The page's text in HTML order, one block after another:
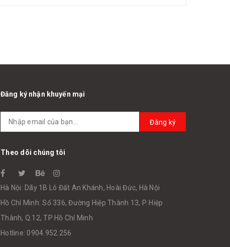
Đăng ký nhận khuyến mại
Đăng ký
Theo dõi chúng tôi
Hà Nội: Dãy 1B Lô Đất An Khánh, Hoài Đức, Hà Nội
Hồ Chí Minh: Số 336, Đường Hiệp Thành 13, P. Hiệp
Thành, Q.12, TP Hồ Chí Minh
Hotline: 0904.952.256